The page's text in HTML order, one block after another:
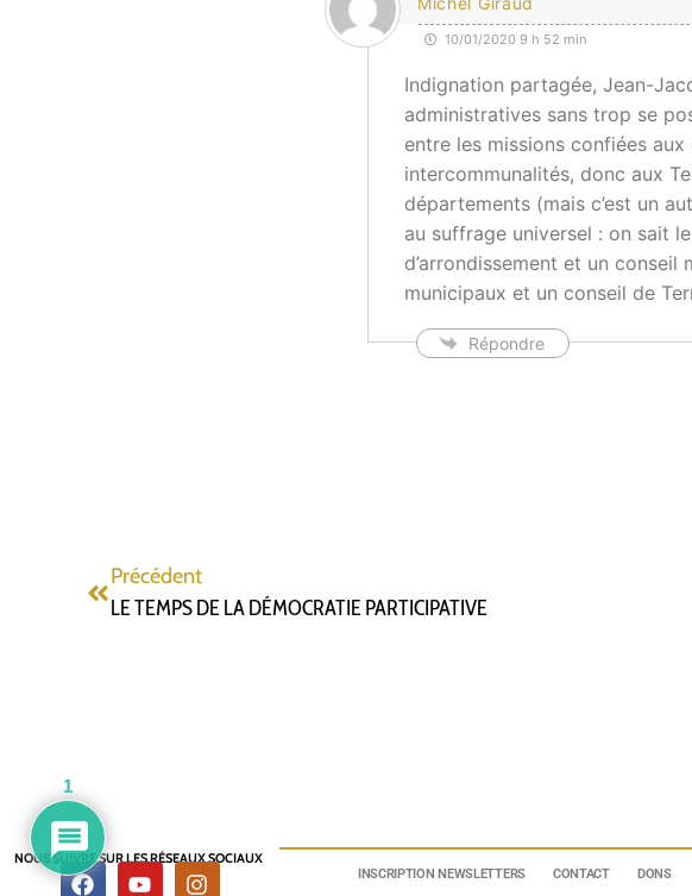
10/01/2020 9 h 52 min
Indignation partagée, Jean-
administratives sans trop se
entre les missions confiées
intercommunalités, donc aux
départements (mais c’est un
au suffrage universel : on sait
d’arrondissement et un
municipaux et un conseil de
Répondre
Précédent
LE TEMPS DE LA DÉMOCRATIE PARTICIPATIVE
NOUS SUIVRE SUR LES RÉSEAUX SOCIAUX
INSCRIPTION NEWSLETTERS CONTACT DONS
1